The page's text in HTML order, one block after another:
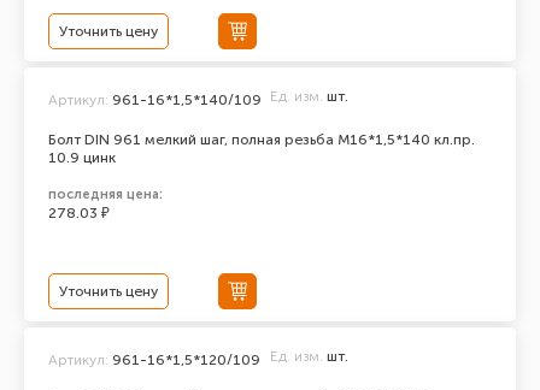
Уточнить цену
Болт DIN 961 мелкий шаг, полная резьба M16*1,5*140 кл.пр.
10.9 цинк
Артикул: 961-16*1,5*140/109 Ед. изм. шт.
последняя цена:
278.03 ₽
Уточнить цену
Артикул: 961-16*1,5*120/109 Ед. изм. шт.